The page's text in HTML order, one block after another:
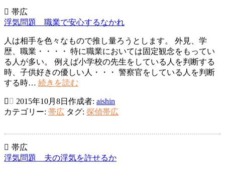
問
～
良
い
妻
を
じ
る
と
弊
帯広
浮気問題 職業で安心するなかれ
人は相手を色々なもので推し量ろうとします。 外見、学
歴、職業・・・・ 特に職業においては固定観念をもってい
る人が多い。 例えば小学校の先生をしている人を判断する
時、子供好きの優しい人・・・ 警察官をしている人を判断
する時… 続きを読む
問
題
業
安
2015年10月8日 作成者: aishin
カテゴリー: 帯広 タグ: 探偵帯広
帯広
浮気問題 夫の浮気を許せるか